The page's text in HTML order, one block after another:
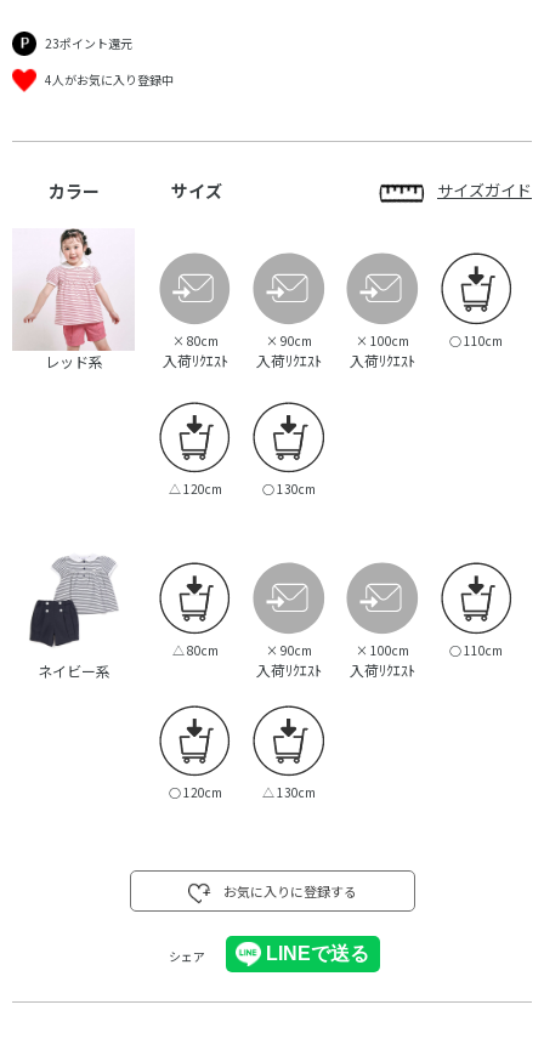
23ポイント還元
4人がお気に入り登録中
カラー サイズ サイズガイド
レッド系
× 80cm
入荷ﾘｸｴｽﾄ
× 90cm
入荷ﾘｸｴｽﾄ
× 100cm
入荷ﾘｸｴｽﾄ
○110cm
△ 120cm ○130cm
ネイビー系
△ 80cm × 90cm
入荷ﾘｸｴｽﾄ
× 100cm
入荷ﾘｸｴｽﾄ
○110cm
○120cm △ 130cm
お気に入りに登録する
シェア